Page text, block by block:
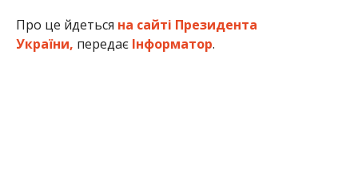
Про це йдеться на сайті Президента
України, передає Інформатор.